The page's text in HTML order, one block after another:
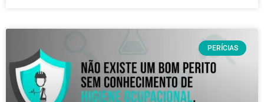
PERÍCIAS